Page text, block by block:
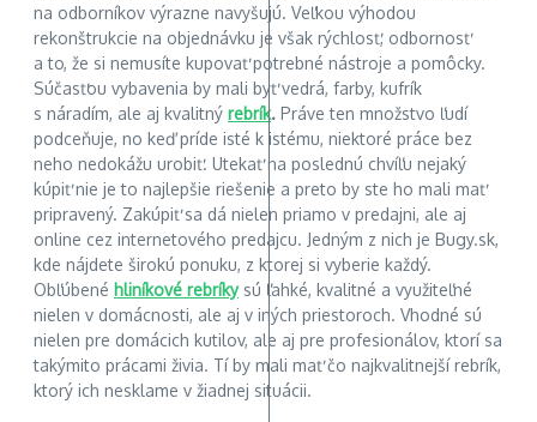
na odborníkov výrazne navyšujú. Veľkou výhodou
rekonštrukcie na objednávku je však rýchlosť, odbornosť
a to, že si nemusíte kupovať potrebné nástroje a pomôcky.
Súčasťou vybavenia by mali byť vedrá, farby, kufrík
s náradím, ale aj kvalitný rebrík. Práve ten množstvo ľudí
podceňuje, no keď príde isté k istému, niektoré práce bez
neho nedokážu urobiť. Utekať na poslednú chvíľu nejaký
kúpiť nie je to najlepšie riešenie a preto by ste ho mali mať
pripravený. Zakúpiť sa dá nielen priamo v predajni, ale aj
online cez internetového predajcu. Jedným z nich je Bugy.sk,
kde nájdete širokú ponuku, z ktorej si vyberie každý.
Obľúbené hliníkové rebríkysú ľahké, kvalitné a využiteľné
nielen v domácnosti, ale aj v iných priestoroch. Vhodné sú
nielen pre domácich kutilov, ale aj pre profesionálov, ktorí sa
takýmito prácami živia. Tí by mali mať čo najkvalitnejší rebrík,
ktorý ich nesklame v žiadnej situácii.